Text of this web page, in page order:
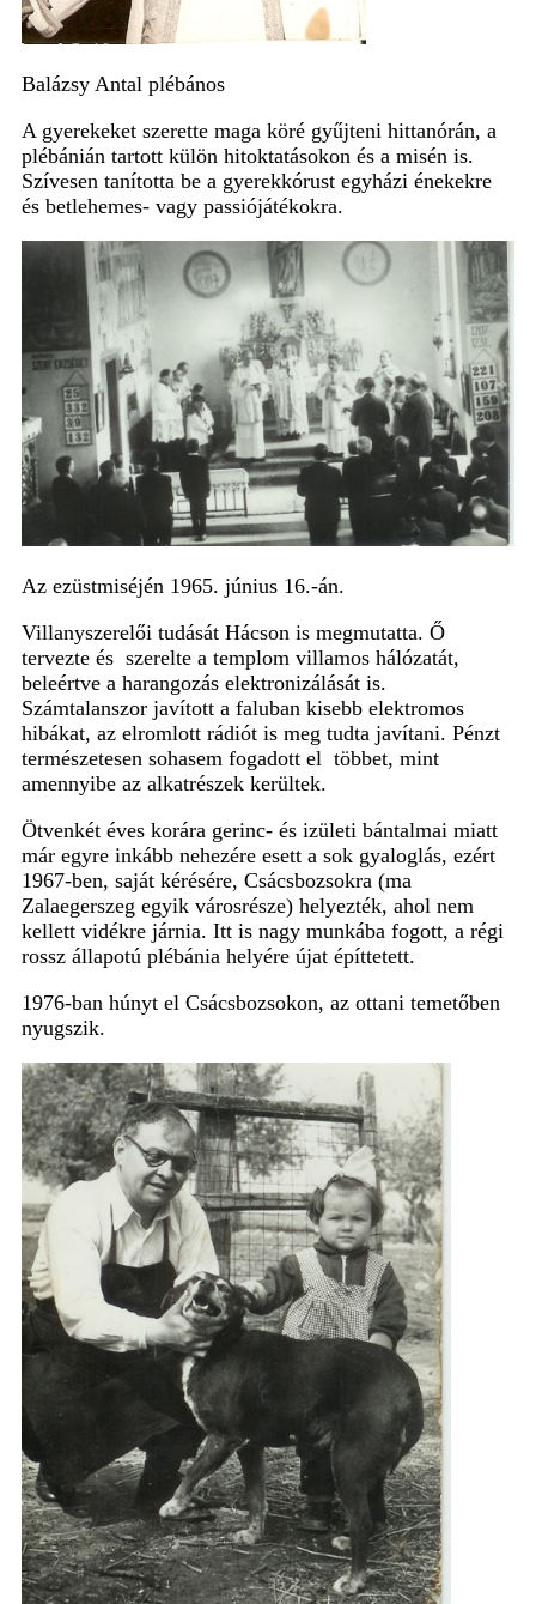
Balázsy Antal plébános
A gyerekeket szerette maga köré gyűjteni hittanórán, a
plébánián tartott külön hitoktatásokon és a misén is.
Szívesen tanította be a gyerekkórust egyházi énekekre
és betlehemes- vagy passiójátékokra.
Az ezüstmiséjén 1965. június 16.-án.
Villanyszerelői tudását Hácson is megmutatta. Ő
tervezte és szerelte a templom villamos hálózatát,
beleértve a harangozás elektronizálását is.
Számtalanszor javított a faluban kisebb elektromos
hibákat, az elromlott rádiót is meg tudta javítani. Pénzt
természetesen sohasem fogadott el többet, mint
amennyibe az alkatrészek kerültek.
Ötvenkét éves korára gerinc- és izületi bántalmai miatt
már egyre inkább nehezére esett a sok gyaloglás, ezért
1967-ben, saját kérésére, Csácsbozsokra (ma
Zalaegerszeg egyik városrésze) helyezték, ahol nem
kellett vidékre járnia. Itt is nagy munkába fogott, a régi
rossz állapotú plébánia helyére újat építtetett.
1976-ban húnyt el Csácsbozsokon, az ottani temetőben
nyugszik.